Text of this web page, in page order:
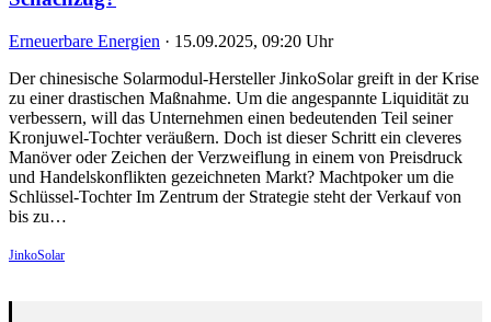
Erneuerbare Energien · 15.09.2025, 09:20 Uhr
Der chinesische Solarmodul-Hersteller JinkoSolar greift in der Krise
zu einer drastischen Maßnahme. Um die angespannte Liquidität zu
verbessern, will das Unternehmen einen bedeutenden Teil seiner
Kronjuwel-Tochter veräußern. Doch ist dieser Schritt ein cleveres
Manöver oder Zeichen der Verzweiflung in einem von Preisdruck
und Handelskonflikten gezeichneten Markt? Machtpoker um die
Schlüssel-Tochter Im Zentrum der Strategie steht der Verkauf von
bis zu…
JinkoSolar